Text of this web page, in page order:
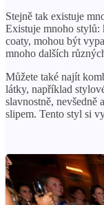
Stejně tak existuje
Existuje mnoho stylů:
coaty, mohou být
mnoho dalších
Můžete také najít
látky, například
slavnostně, nevšedně
slipem. Tento styl si